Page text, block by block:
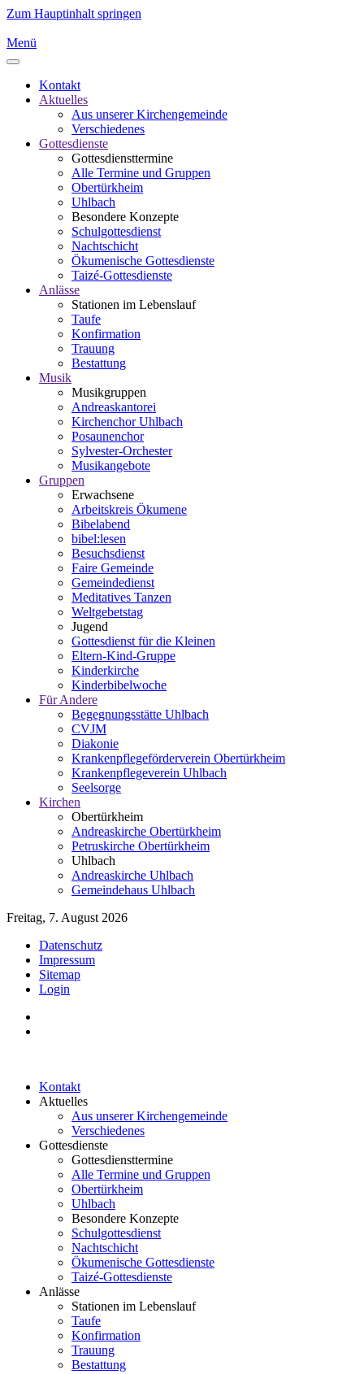
Zum Hauptinhalt springen
Menü
Kontakt
Aktuelles
Aus unserer Kirchengemeinde
Verschiedenes
Gottesdienste
Gottesdiensttermine
Alle Termine und Gruppen
Obertürkheim
Uhlbach
Besondere Konzepte
Schulgottesdienst
Nachtschicht
Ökumenische Gottesdienste
Taizé-Gottesdienste
Anlässe
Stationen im Lebenslauf
Taufe
Konfirmation
Trauung
Bestattung
Musik
Musikgruppen
Andreaskantorei
Kirchenchor Uhlbach
Posaunenchor
Sylvester-Orchester
Musikangebote
Gruppen
Erwachsene
Arbeitskreis Ökumene
Bibelabend
bibel:lesen
Besuchsdienst
Faire Gemeinde
Gemeindedienst
Meditatives Tanzen
Weltgebetstag
Jugend
Gottesdienst für die Kleinen
Eltern-Kind-Gruppe
Kinderkirche
Kinderbibelwoche
Für Andere
Begegnungsstätte Uhlbach
CVJM
Diakonie
Krankenpflegeförderverein Obertürkheim
Krankenpflegeverein Uhlbach
Seelsorge
Kirchen
Obertürkheim
Andreaskirche Obertürkheim
Petruskirche Obertürkheim
Uhlbach
Andreaskirche Uhlbach
Gemeindehaus Uhlbach
Freitag, 7. August 2026
Datenschutz
Impressum
Sitemap
Login
Kontakt
Aktuelles
Aus unserer Kirchengemeinde
Verschiedenes
Gottesdienste
Gottesdiensttermine
Alle Termine und Gruppen
Obertürkheim
Uhlbach
Besondere Konzepte
Schulgottesdienst
Nachtschicht
Ökumenische Gottesdienste
Taizé-Gottesdienste
Anlässe
Stationen im Lebenslauf
Taufe
Konfirmation
Trauung
Bestattung